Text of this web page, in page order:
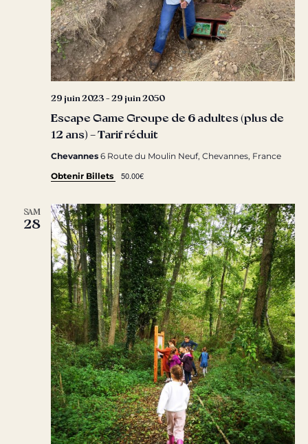
Escape Game Groupe de 6 adultes (plus de
12 ans) – Tarif réduit
29 juin 2023 - 29 juin 2050
Chevannes 6 Route du Moulin Neuf, Chevannes, France
Obtenir Billets
50.00€
SAM
28